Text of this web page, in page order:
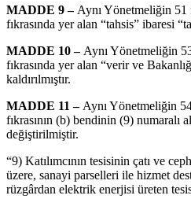
MADDE 9 – Aynı Yönetmeliğin
fıkrasında yer alan “tahsis” ibaresi
MADDE 10 – Aynı Yönetmeliğin
fıkrasında yer alan “verir ve
kaldırılmıştır.
MADDE 11 – Aynı Yönetmeliğin
fıkrasının (b) bendinin (9) numaralı
değiştirilmiştir.
“9) Katılımcının tesisinin çatı ve
üzere, sanayi parselleri ile hizmet
rüzgârdan elektrik enerjisi üreten